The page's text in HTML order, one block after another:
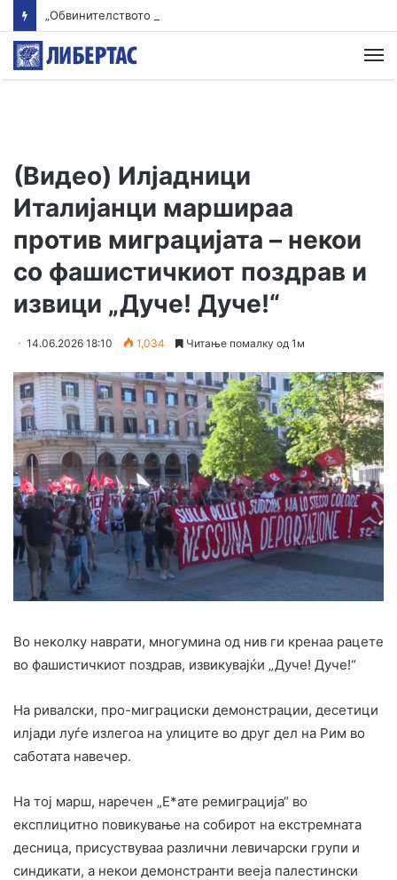
(Видео) Илјадници
Италијанци маршираа
против миграцијата – некои
со фашистичкиот поздрав и
извици „Дуче! Дуче!“
14.06.2026 18:10 1,034 Читање помалку од 1м
Во неколку наврати, многумина од нив ги кренаа рацете
во фашистичкиот поздрав, извикувајќи „Дуче! Дуче!“
На ривалски, про-миграциски демонстрации, десетици
илјади луѓе излегоа на улиците во друг дел на Рим во
саботата навечер.
На тој марш, наречен „Е*ате ремиграција“ во
експлицитно повикување на собирот на екстремната
десница, присуствуваа различни левичарски групи и
синдикати, а некои демонстранти вееја палестински